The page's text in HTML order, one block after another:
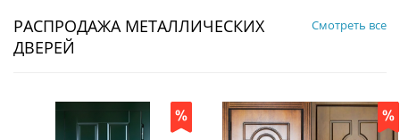
РАСПРОДАЖА МЕТАЛЛИЧЕСКИХ
ДВЕРЕЙ
Смотреть все